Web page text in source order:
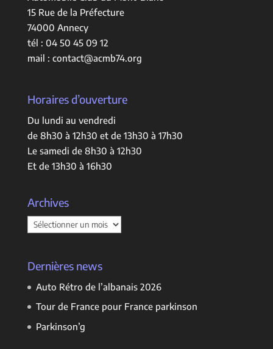
15 Rue de la Préfecture
74000 Annecy
tél : 04 50 45 09 12
mail : contact@acmb74.org
Horaires d’ouverture
Du lundi au vendredi
de 8h30 à 12h30 et de 13h30 à 17h30
Le samedi de 8h30 à 12h30
Et de 13h30 à 16h30
Archives
Archives
Dernières news
Auto Rétro de l’albanais 2026
Tour de France pour France parkinson
Parkinson’g